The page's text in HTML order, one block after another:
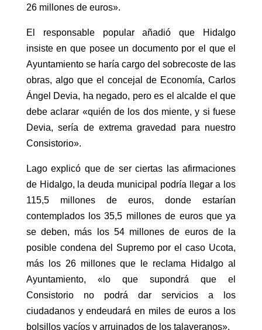
26 millones de euros».
El responsable popular añadió que Hidalgo
insiste en que posee un documento por el que el
Ayuntamiento se haría cargo del sobrecoste de las
obras, algo que el concejal de Economía, Carlos
Ángel Devia, ha negado, pero es el alcalde el que
debe aclarar «quién de los dos miente, y si fuese
Devia, sería de extrema gravedad para nuestro
Consistorio».
Lago explicó que de ser ciertas las afirmaciones
de Hidalgo, la deuda municipal podría llegar a los
115,5 millones de euros, donde estarían
contemplados los 35,5 millones de euros que ya
se deben, más los 54 millones de euros de la
posible condena del Supremo por el caso Ucota,
más los 26 millones que le reclama Hidalgo al
Ayuntamiento, «lo que supondrá que el
Consistorio no podrá dar servicios a los
ciudadanos y endeudará en miles de euros a los
bolsillos vacíos y arruinados de los talaveranos».